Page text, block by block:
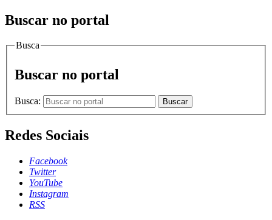
Buscar no portal
Busca
Buscar no portal
Busca: Buscar
Redes Sociais
Facebook
Twitter
YouTube
Instagram
RSS